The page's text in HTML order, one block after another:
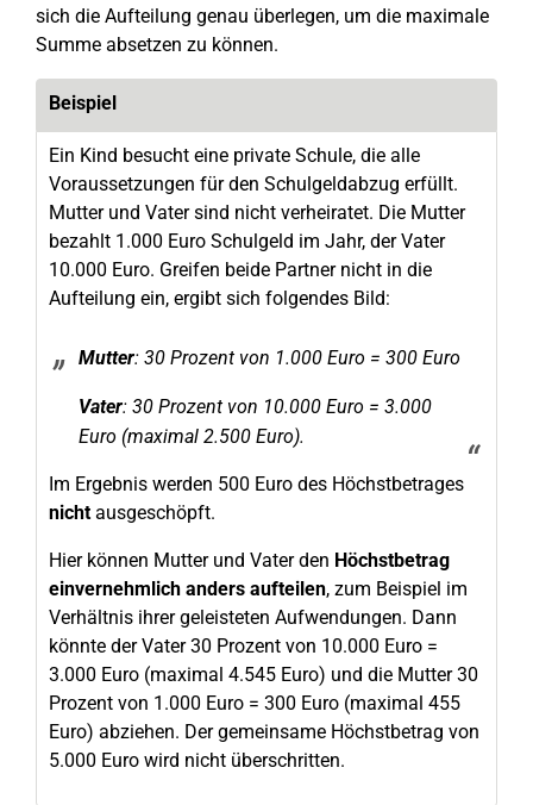
sich die Aufteilung genau überlegen, um die maximale
Summe absetzen zu können.
Beispiel
Ein Kind besucht eine private Schule, die alle
Voraussetzungen für den Schulgeldabzug erfüllt.
Mutter und Vater sind nicht verheiratet. Die Mutter
bezahlt 1.000 Euro Schulgeld im Jahr, der Vater
10.000 Euro. Greifen beide Partner nicht in die
Aufteilung ein, ergibt sich folgendes Bild:
Mutter: 30 Prozent von 1.000 Euro = 300 Euro
Vater: 30 Prozent von 10.000 Euro = 3.000
Euro (maximal 2.500 Euro).
Im Ergebnis werden 500 Euro des Höchstbetrages
nichtausgeschöpft.
Hier können Mutter und Vater den Höchstbetrag
einvernehmlich anders aufteilen, zum Beispiel im
Verhältnis ihrer geleisteten Aufwendungen. Dann
könnte der Vater 30 Prozent von 10.000 Euro =
3.000 Euro (maximal 4.545 Euro) und die Mutter 30
Prozent von 1.000 Euro = 300 Euro (maximal 455
Euro) abziehen. Der gemeinsame Höchstbetrag von
5.000 Euro wird nicht überschritten.